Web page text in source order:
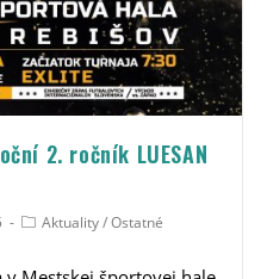
2. ročník LUESAN
Aktuality/Ostatné